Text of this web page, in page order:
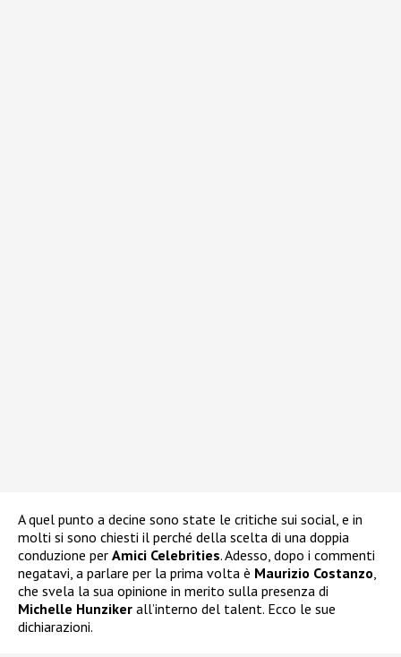
A quel punto a decine sono state le critiche sui social, e in
molti si sono chiesti il perché della scelta di una doppia
conduzione per Amici Celebrities. Adesso, dopo i commenti
negatavi, a parlare per la prima volta è Maurizio Costanzo,
che svela la sua opinione in merito sulla presenza di
Michelle Hunziker all’interno del talent. Ecco le sue
dichiarazioni.